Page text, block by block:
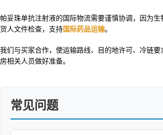
帕妥珠单抗注射液的国际物流需要谨慎协调，因为
货人文件检查，支持国际药品运输。
我们与买家合作，使运输路线、目的地许可、冷链
房相关人员做好准备。
常见问题